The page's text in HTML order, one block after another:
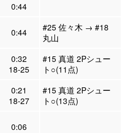
0:44
0:44
#25 佐々木 → #18
丸山
0:32
18-25
#15 真道 2Pシュー
ト○(11点)
0:21
18-27
#15 真道 2Pシュー
ト○(13点)
0:06